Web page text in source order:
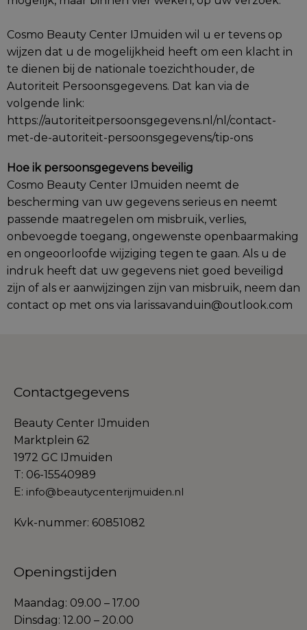
Cosmo Beauty Center IJmuiden wil u er tevens op
wijzen dat u de mogelijkheid heeft om een klacht in
te dienen bij de nationale toezichthouder, de
Autoriteit Persoonsgegevens. Dat kan via de
volgende link:
https://autoriteitpersoonsgegevens.nl/nl/contact-
met-de-autoriteit-persoonsgegevens/tip-ons
Hoe ik persoonsgegevens beveilig
Cosmo Beauty Center IJmuiden neemt de
bescherming van uw gegevens serieus en neemt
passende maatregelen om misbruik, verlies,
onbevoegde toegang, ongewenste openbaarmaking
en ongeoorloofde wijziging tegen te gaan. Als u de
indruk heeft dat uw gegevens niet goed beveiligd
zijn of als er aanwijzingen zijn van misbruik, neem dan
contact op met ons via larissavanduin@outlook.com
Contactgegevens
Beauty Center IJmuiden
Marktplein 62
1972 GC IJmuiden
T: 06-15540989
E: info@beautycenterijmuiden.nl
Kvk-nummer: 60851082
Openingstijden
Maandag: 09.00 – 17.00
Dinsdag: 12.00 – 20.00